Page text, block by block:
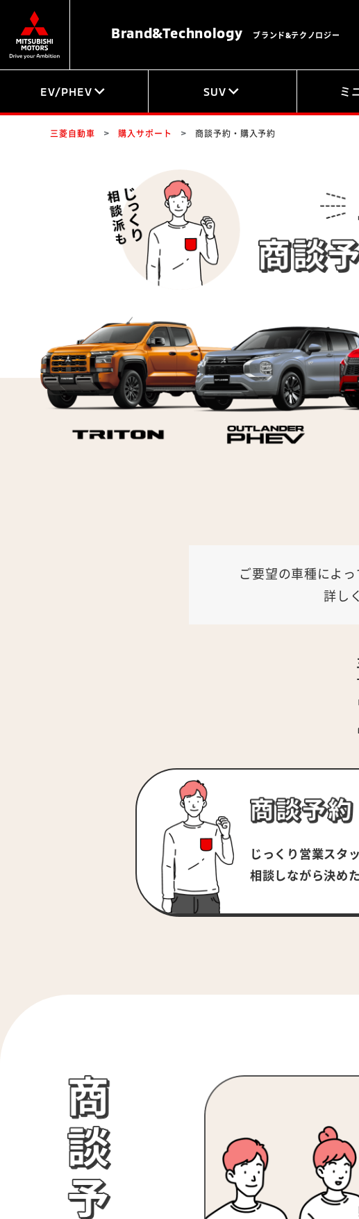
Brand&Technology ブランド&テクノロジー
EV/PHEV SUV ミ
三菱自動車 購入サポート 商談予約・購入予約
ご要望の車種によ
詳し
じっくり営業スタ
相談しながら決め